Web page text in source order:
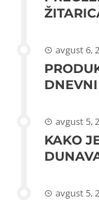
avgust 6,
avgust 5,
KAKO
avgust 5,